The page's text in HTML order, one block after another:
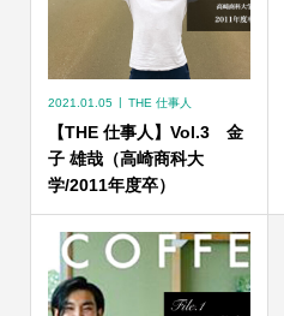
2021.01.05 THE 仕事人
【THE 仕事人】Vol.3 金
子 雄哉（高崎商科大
学/2011年度卒）